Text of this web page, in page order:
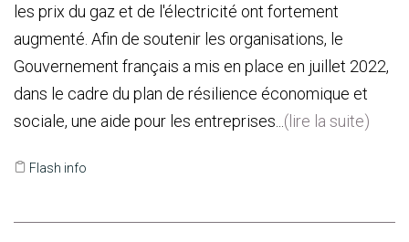
les prix du gaz et de l'électricité ont fortement
augmenté. Afin de soutenir les organisations, le
Gouvernement français a mis en place en juillet 2022,
dans le cadre du plan de résilience économique et
sociale, une aide pour les entreprises... (lire la suite)
Flash info